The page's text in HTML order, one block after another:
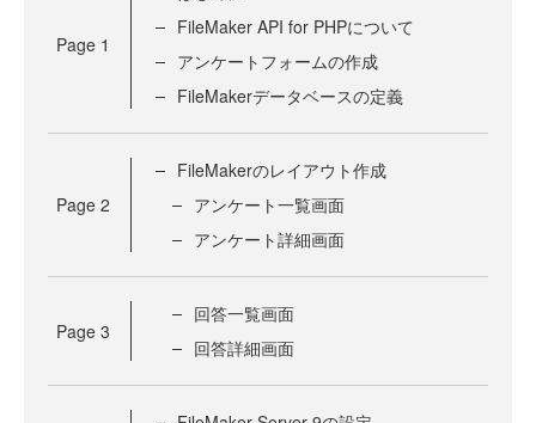
Page 1
FileMaker API for PHPについて
アンケートフォームの作成
FileMakerデータベースの定義
Page 2
FileMakerのレイアウト作成
アンケート一覧画面
アンケート詳細画面
Page 3
回答一覧画面
回答詳細画面